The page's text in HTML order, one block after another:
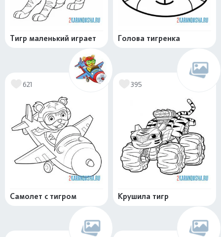
Тигр маленький играет Голова тигренка
621
Самолет с тигром
395
Крушила тигр